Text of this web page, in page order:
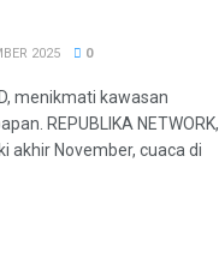
2025 0
menikmati kawasan
REPUBLIKA NETWORK,
akhir November, cuaca di